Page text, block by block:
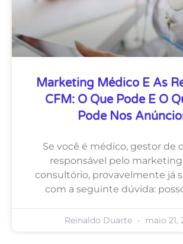
Marketing Médico E As
CFM: O Que Pode E O
Pode Nos
Se você é médico, gestor de
responsável pelo
consultório, provavelmente já
com a seguinte dúvida:
Reinaldo Duarte maio 21,